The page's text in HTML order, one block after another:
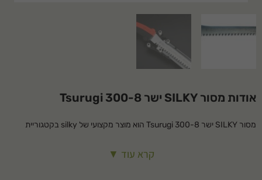
אודות מסור SILKY ישר Tsurugi 300-8
מסור SILKY ישר Tsurugi 300-8 הוא מוצר מקצועי של silky בקטגוריית
קרא עוד ▼